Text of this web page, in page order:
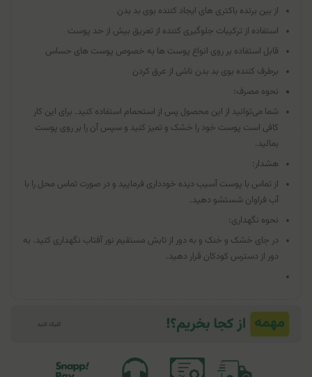
از بین برنده باکتری ‌های ایجاد کننده بوی بد بدن
استفاده از ترکیبات جلوگیری کننده از تعریق بیش از حد پوست
قابل استفاده بر روی انواع پوست ها به خصوص پوست های حساس
برطرف کننده بوی بد بدن ناشی از عرق کردن
نحوه مصرف:
شما می‌توانید از این محصول پس از استحمام استفاده کنید. برای این کار
کافی است پوست خود را خشک و تمیز کنید و سپس آن را بر روی پوست
بمالید.
هشدار:
از تماس با پوست آسیب دیده خودداری فرمایید و در صورت تماس محل را با
آب فراوان شستشو دهید.
نحوه نگهداری:
در جای خشک و خنک و به دور از تابش مستقیم نور آفتاب نگهداری کنید. به
دور از دسترس کودکان قرار دهید.